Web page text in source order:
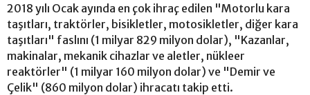
2018 yılı Ocak ayında en çok ihraç edilen "Motorlu kara
taşıtları, traktörler, bisikletler, motosikletler, diğer kara
taşıtları" faslını (1 milyar 829 milyon dolar), "Kazanlar,
makinalar, mekanik cihazlar ve aletler, nükleer
reaktörler" (1 milyar 160 milyon dolar) ve "Demir ve
Çelik" (860 milyon dolar) ihracatı takip etti.